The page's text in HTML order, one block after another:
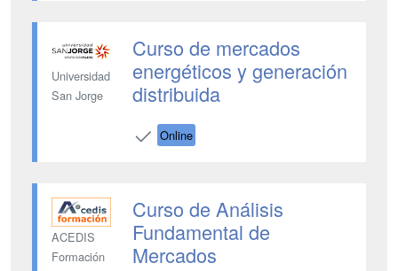
Universidad
San Jorge
Curso de mercados
energéticos y generación
distribuida
Online
ACEDIS
Formación
Curso de Análisis
Fundamental de
Mercados